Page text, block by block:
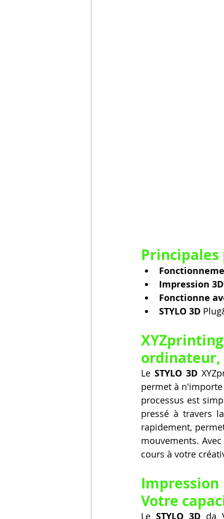
Impression
Fonctionne
STYLO 3D
ordinateur,
Le STYLO 3D
permet à n'importe
processus est
pressé à travers
rapidement,
mouvements.
cours à votre
Votre
Le STYLO 3D da